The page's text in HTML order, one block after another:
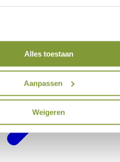
Alles toestaan
Aanpassen
Weigeren